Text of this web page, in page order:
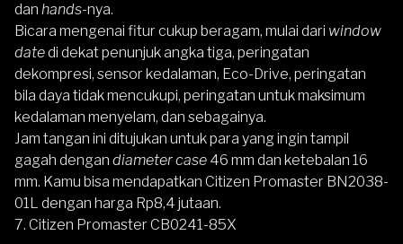
dan hands-nya.
Bicara mengenai fitur cukup beragam, mulai dari window
datedi dekat penunjuk angka tiga, peringatan
dekompresi, sensor kedalaman, Eco-Drive, peringatan
bila daya tidak mencukupi, peringatan untuk maksimum
kedalaman menyelam, dan sebagainya.
Jam tangan ini ditujukan untuk para yang ingin tampil
gagah dengan diameter case 46 mm dan ketebalan 16
mm. Kamu bisa mendapatkan Citizen Promaster BN2038-
01L dengan harga Rp8,4 jutaan.
7. Citizen Promaster CB0241-85X